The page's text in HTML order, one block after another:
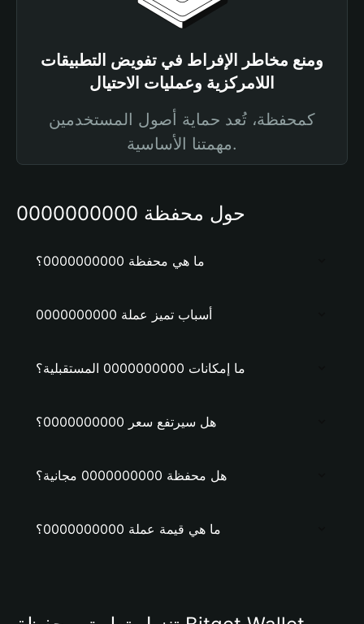
ومنع مخاطر الإفراط في تفويض التطبيقات
اللامركزية وعمليات الاحتيال
كمحفظة، تُعد حماية أصول المستخدمين
مهمتنا الأساسية.
حول محفظة 0000000000
ما هي محفظة 0000000000؟
أسباب تميز عملة 0000000000
ما إمكانات 0000000000 المستقبلية؟
هل سيرتفع سعر 0000000000؟
هل محفظة 0000000000 مجانية؟
ما هي قيمة عملة 0000000000؟